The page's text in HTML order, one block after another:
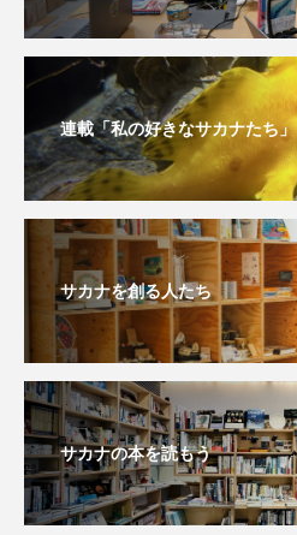
連載「私の好きなサカナたち」
サカナを創る人たち
サカナの本を読もう